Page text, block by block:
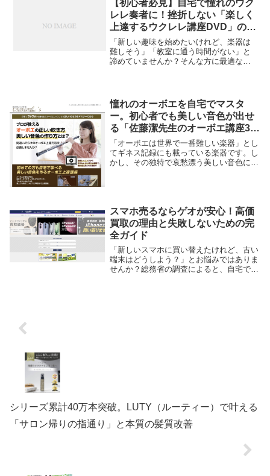
【初心者必見】自宅で憧れのウク
レレ奏者に！挫折しない「楽しく
上達するウクレレ講座DVD」の魅
力を徹底解説
「新しい趣味を始めたいけれど、楽器は
難しそう」「教室に通う時間がない」と
諦めていませんか？そんな方に最適なの
も、最短距離で一曲弾ける...
憧れのオーボエを自宅でマスタ
ー。初心者でも美しい音色が出せ
る「佐藤潔先生のオーボエ講座3弾
セット」の魅力と評判を徹底解説
「オーボエは世界で一番難しい楽器」とし
てギネス記録にも載っている楽器です。し
かし、その独特で哀愁漂う美しい音色に魅
スマホ売るならゲオが安心！高価
買取の理由と失敗しないための完
全ガイド
「新しいスマホに買い替えたけれど、古い
端末はどうしよう？」とお悩みではありま
せんか？総務省の調査によると、自宅で眠
シリーズ累計40万本突破。LUTY（ルーティー）で叶える
「サロン帰りの指通り」と本質の髪質改善